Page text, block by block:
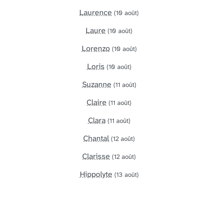
Laurence (10 août)
Laure (10 août)
Lorenzo (10 août)
Loris (10 août)
Suzanne (11 août)
Claire (11 août)
Clara (11 août)
Chantal (12 août)
Clarisse (12 août)
Hippolyte (13 août)